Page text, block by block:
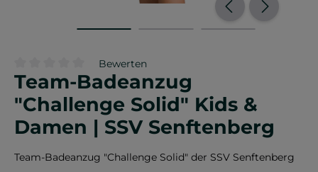
Durchschnittliche Bewertung von 0 von 5 Sternen
Bewerten
Team-Badeanzug
"Challenge Solid" Kids &
Damen | SSV Senftenberg
Team-Badeanzug "Challenge Solid" der SSV Senftenberg